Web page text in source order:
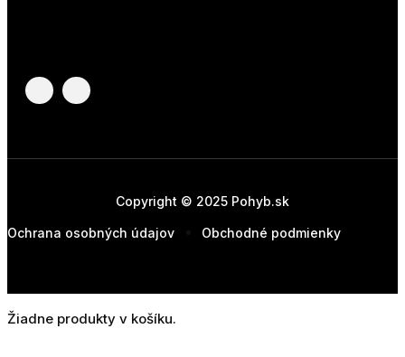
Copyright © 2025 Pohyb.sk
Ochrana osobných údajov Obchodné podmienky
Žiadne produkty v košíku.